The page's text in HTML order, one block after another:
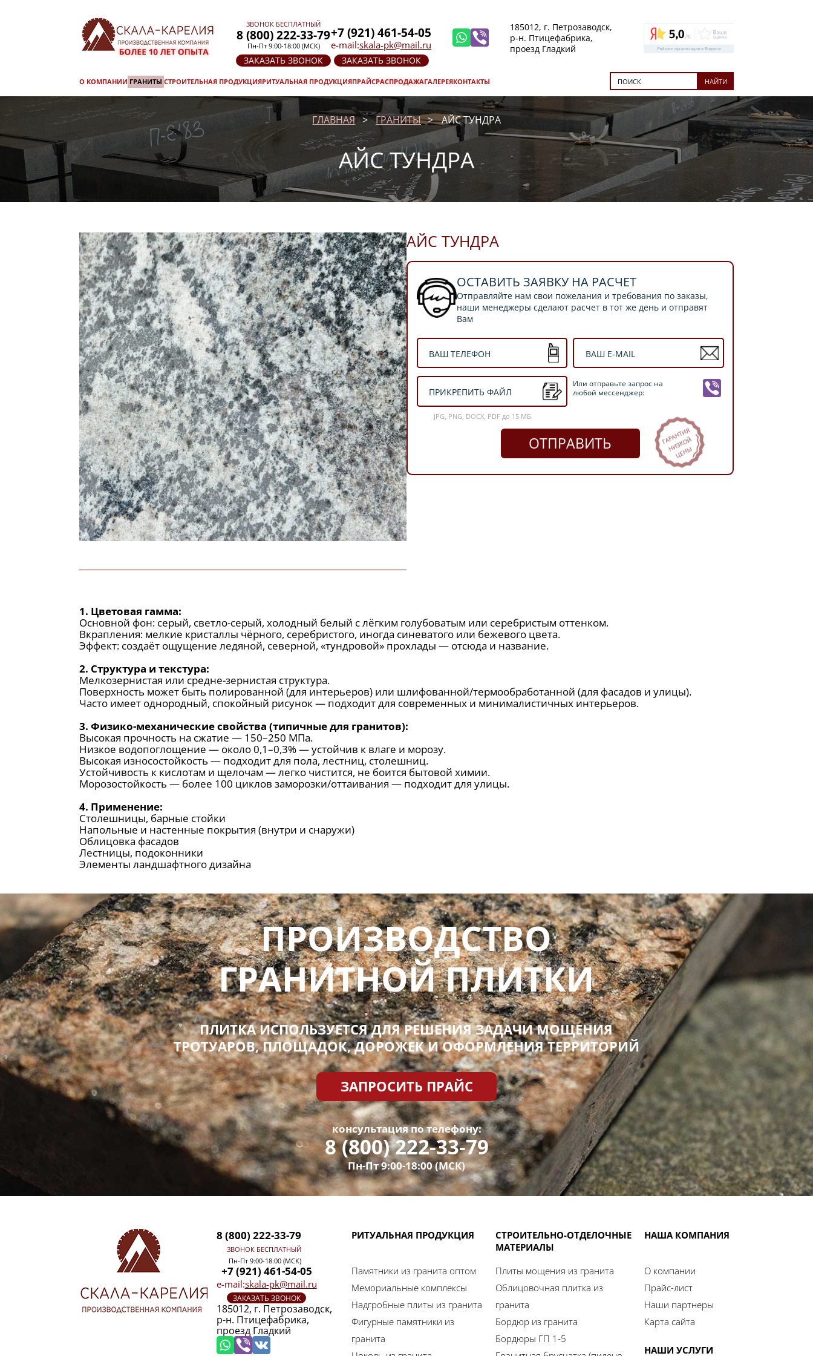
ЗВОНОК БЕСПЛАТНЫЙ
8 (800) 222-33-79
Пн-Пт 9:00-18:00 (МСК)
ЗАКАЗАТЬ ЗВОНОК
+7 (921) 461-54-05
e-mail:skala-pk@mail.ru
ЗАКАЗАТЬ ЗВОНОК
185012, г. Петрозаводск,
р-н. Птицефабрика,
проезд Гладкий
О КОМПАНИИ ГРАНИТЫ СТРОИТЕЛЬНАЯ ПРОДУКЦИЯРИТУАЛЬНАЯ ПРОДУКЦИЯПРАЙСРАСПРОДАЖАГАЛЕРЕЯКОНТАКТЫ НАЙТИ
ГЛАВНАЯ ГРАНИТЫ АЙС ТУНДРА
АЙС ТУНДРА
АЙС ТУНДРА
ОСТАВИТЬ ЗАЯВКУ НА РАСЧЕТ
Отправляйте нам свои пожелания и требования по заказы,
наши менеджеры сделают расчет в тот же день и отправят
Вам
ПРИКРЕПИТЬ ФАЙЛ
JPG, PNG, DOCX, PDF до 15 МБ.
Или отправьте запрос на
любой мессенджер:
ОТПРАВИТЬ
1. Цветовая гамма:
Основной фон: серый, светло-серый, холодный белый с лёгким голубоватым или серебристым оттенком.
Вкрапления: мелкие кристаллы чёрного, серебристого, иногда синеватого или бежевого цвета.
Эффект: создаёт ощущение ледяной, северной, «тундровой» прохлады — отсюда и название.
2. Структура и текстура:
Мелкозернистая или средне-зернистая структура.
Поверхность может быть полированной (для интерьеров) или шлифованной/термообработанной (для фасадов и улицы).
Часто имеет однородный, спокойный рисунок — подходит для современных и минималистичных интерьеров.
3. Физико-механические свойства (типичные для гранитов):
Высокая прочность на сжатие — 150–250 МПа.
Низкое водопоглощение — около 0,1–0,3% — устойчив к влаге и морозу.
Высокая износостойкость — подходит для пола, лестниц, столешниц.
Устойчивость к кислотам и щелочам — легко чистится, не боится бытовой химии.
Морозостойкость — более 100 циклов заморозки/оттаивания — подходит для улицы.
4. Применение:
Столешницы, барные стойки
Напольные и настенные покрытия (внутри и снаружи)
Облицовка фасадов
Лестницы, подоконники
Элементы ландшафтного дизайна
ПРОИЗВОДСТВО
ГРАНИТНОЙ ПЛИТКИ
ПЛИТКА ИСПОЛЬЗУЕТСЯ ДЛЯ РЕШЕНИЯ ЗАДАЧИ МОЩЕНИЯ
ТРОТУАРОВ, ПЛОЩАДОК, ДОРОЖЕК И ОФОРМЛЕНИЯ ТЕРРИТОРИЙ
ЗАПРОСИТЬ ПРАЙС
консультация по телефону:
8 (800) 222-33-79
Пн-Пт 9:00-18:00 (МСК)
8 (800) 222-33-79
ЗВОНОК БЕСПЛАТНЫЙ
Пн-Пт 9:00-18:00 (МСК)
+7 (921) 461-54-05
e-mail:skala-pk@mail.ru
ЗАКАЗАТЬ ЗВОНОК
185012, г. Петрозаводск,
р-н. Птицефабрика,
проезд Гладкий
РИТУАЛЬНАЯ ПРОДУКЦИЯ
Памятники из гранита оптом
Мемориальные комплексы
Надгробные плиты из гранита
Фигурные памятники из
гранита
СТРОИТЕЛЬНО-ОТДЕЛОЧНЫЕ
МАТЕРИАЛЫ
Плиты мощения из гранита
Облицовочная плитка из
гранита
Бордюр из гранита
Бордюры ГП 1-5
НАША КОМПАНИЯ
О компании
Прайс-лист
Наши партнеры
Карта сайта
НАШИ УСЛУГИ